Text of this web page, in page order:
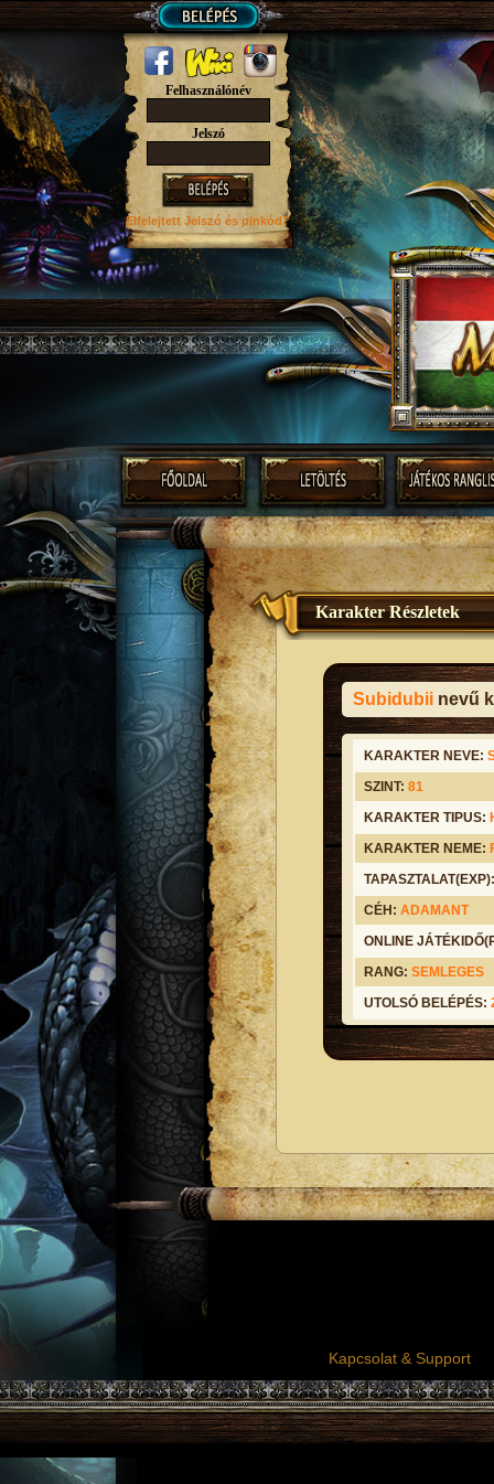
Felhasználónév
Jelszó
Elfelejtett Jelszó és pinkód?
Karakter Részletek
Subidubii nevű
KARAKTER NEVE:
SZINT: 81
KARAKTER TIPUS:
KARAKTER NEME:
CÉH: ADAMANT
ONLINE
RANG: SEMLEGES
UTOLSÓ BELÉPÉS:
Kapcsolat & Support